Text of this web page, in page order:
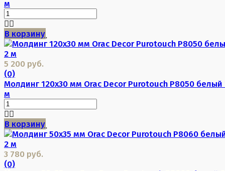
м
В корзину
5 200 руб.
(0)
Молдинг 120х30 мм Orac Decor Purotouch P8050 белый
м
В корзину
3 780 руб.
(0)